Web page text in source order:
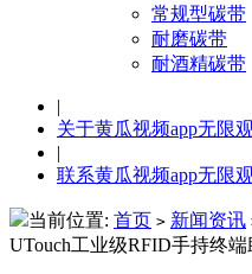
常规型碳带
耐磨碳带
耐酒精碳带
|
关于黄瓜视频app无限
|
联系黄瓜视频app无限
当前位置: 首页 > 新闻资讯
UTouch工业级RFID手持终